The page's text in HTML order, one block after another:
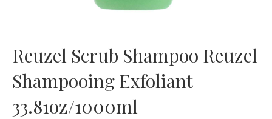
Reuzel Scrub Shampoo Reuzel
Shampooing Exfoliant
33.81oz/1000ml